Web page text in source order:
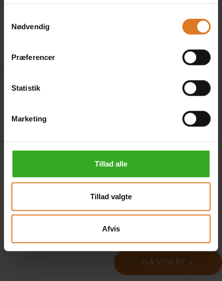
Nødvendig
Præferencer
Statistik
Marketing
Tillad alle
Tillad valgte
Afvis
70 20 98 99 og høre om eventuelle alternativer.
Hvor har du set rejsen? I feltet ovenfor kan du angive